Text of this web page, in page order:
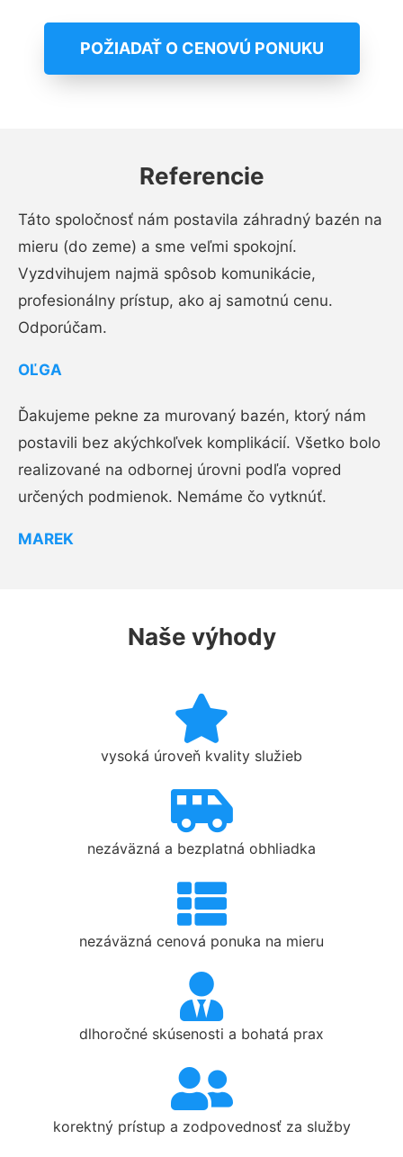
POŽIADAŤ O CENOVÚ PONUKU
Referencie
Táto spoločnosť nám postavila záhradný bazén na
mieru (do zeme) a sme veľmi spokojní.
Vyzdvihujem najmä spôsob komunikácie,
profesionálny prístup, ako aj samotnú cenu.
Odporúčam.
OĽGA
Ďakujeme pekne za murovaný bazén, ktorý nám
postavili bez akýchkoľvek komplikácií. Všetko bolo
realizované na odbornej úrovni podľa vopred
určených podmienok. Nemáme čo vytknúť.
MAREK
Naše výhody
vysoká úroveň kvality služieb
nezáväzná a bezplatná obhliadka
nezáväzná cenová ponuka na mieru
dlhoročné skúsenosti a bohatá prax
korektný prístup a zodpovednosť za služby